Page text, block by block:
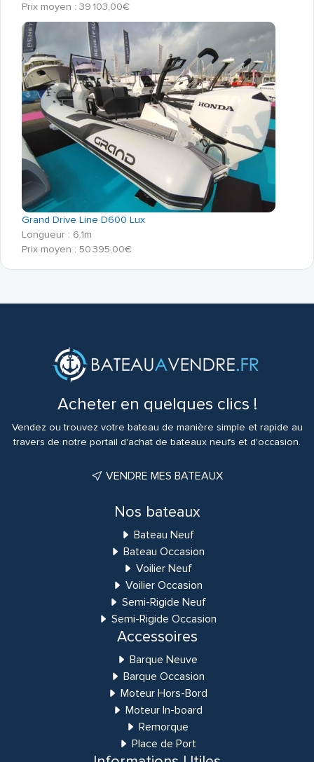
Prix moyen : 39 103,00€
Grand Drive Line D600 Lux
Longueur : 6.1m
Prix moyen : 50 395,00€
Acheter en quelques clics !
Vendez ou trouvez votre bateau de manière simple et rapide au
travers de notre portail d'achat de bateaux neufs et d'occasion.
VENDRE MES BATEAUX
Nos bateaux
Bateau Neuf
Bateau Occasion
Voilier Neuf
Voilier Occasion
Semi-Rigide Neuf
Semi-Rigide Occasion
Accessoires
Barque Neuve
Barque Occasion
Moteur Hors-Bord
Moteur In-board
Remorque
Place de Port